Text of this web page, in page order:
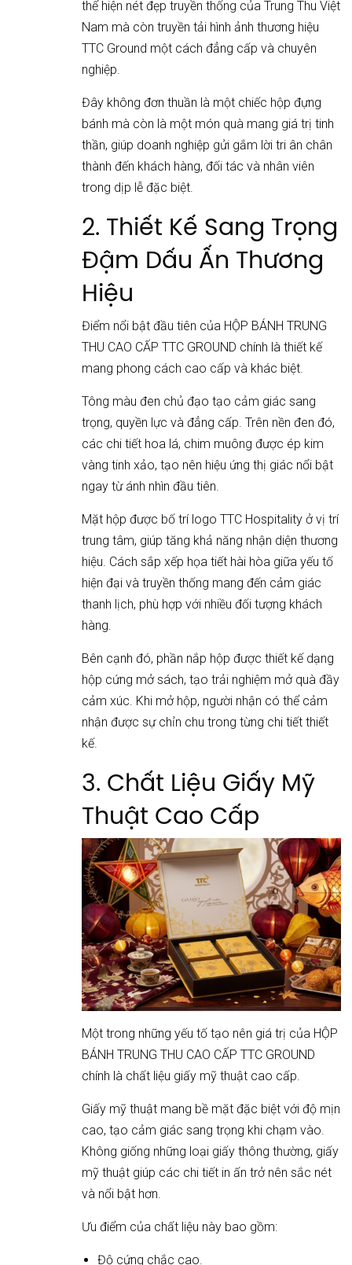
thể hiện nét đẹp truyền thống của Trung Thu Việt
Nam mà còn truyền tải hình ảnh thương hiệu
TTC Ground một cách đẳng cấp và chuyên
nghiệp.
Đây không đơn thuần là một chiếc hộp đựng
bánh mà còn là một món quà mang giá trị tinh
thần, giúp doanh nghiệp gửi gắm lời tri ân chân
thành đến khách hàng, đối tác và nhân viên
trong dịp lễ đặc biệt.
2. Thiết Kế Sang Trọng
Đậm Dấu Ấn Thương
Hiệu
Điểm nổi bật đầu tiên của HỘP BÁNH TRUNG
THU CAO CẤP TTC GROUND chính là thiết kế
mang phong cách cao cấp và khác biệt.
Tông màu đen chủ đạo tạo cảm giác sang
trọng, quyền lực và đẳng cấp. Trên nền đen đó,
các chi tiết hoa lá, chim muông được ép kim
vàng tinh xảo, tạo nên hiệu ứng thị giác nổi bật
ngay từ ánh nhìn đầu tiên.
Mặt hộp được bố trí logo TTC Hospitality ở vị trí
trung tâm, giúp tăng khả năng nhận diện thương
hiệu. Cách sắp xếp họa tiết hài hòa giữa yếu tố
hiện đại và truyền thống mang đến cảm giác
thanh lịch, phù hợp với nhiều đối tượng khách
hàng.
Bên cạnh đó, phần nắp hộp được thiết kế dạng
hộp cứng mở sách, tạo trải nghiệm mở quà đầy
cảm xúc. Khi mở hộp, người nhận có thể cảm
nhận được sự chỉn chu trong từng chi tiết thiết
kế.
3. Chất Liệu Giấy Mỹ
Thuật Cao Cấp
Một trong những yếu tố tạo nên giá trị của HỘP
BÁNH TRUNG THU CAO CẤP TTC GROUND
chính là chất liệu giấy mỹ thuật cao cấp.
Giấy mỹ thuật mang bề mặt đặc biệt với độ mịn
cao, tạo cảm giác sang trọng khi chạm vào.
Không giống những loại giấy thông thường, giấy
mỹ thuật giúp các chi tiết in ấn trở nên sắc nét
và nổi bật hơn.
Ưu điểm của chất liệu này bao gồm:
Độ cứng chắc cao.